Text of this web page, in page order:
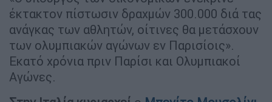
έκτακτον πίστωσιν δραχμών 300.000 διά τας
ανάγκας των αθλητών, οίτινες θα μετάσχουν
των ολυμπιακών αγώνων εν Παρισίοις».
Εκατό χρόνια πριν Παρίσι και Ολυμπιακοί
Αγώνες.